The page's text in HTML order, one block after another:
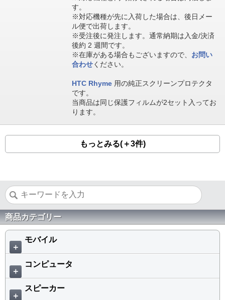
す。
※対応機種が先に入荷した場合は、後日メー
ル便で出荷します。
※受注後に発注します。通常納期は入金/決済
後約 2 週間です。
※在庫がある場合もございますので、 お問い
合わせください。
HTC Rhyme用の純正スクリーンプロテクタ
です。
当商品は同じ保護フィルムが2セット入ってお
ります。
もっとみる(＋3件)
商品カテゴリー
＋
モバイル
＋
コンピュータ
＋
スピーカー